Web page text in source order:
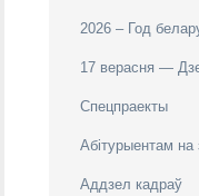
2026 – Год
17 верасня —
Спецпраекты
Абітурыентам на
Аддзел кадраў